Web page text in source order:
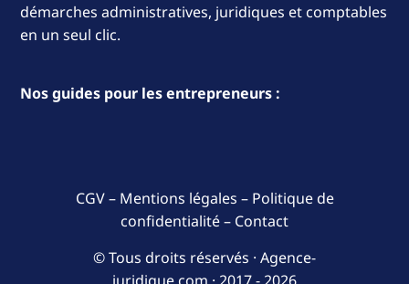
démarches administratives, juridiques et comptables
en un seul clic.
Nos guides pour les entrepreneurs :
CGV– Mentions légales – Politique de
confidentialité– Contact
© Tous droits réservés · Agence-
juridique.com · 2017 - 2026